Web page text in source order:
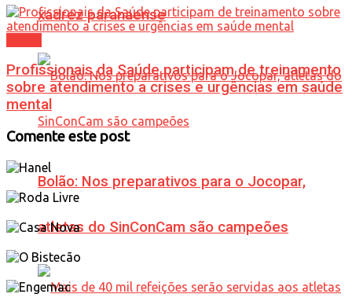
xadrez paranaense
Bolão: Nos preparativos para o Jocopar,
atletas do SinConCam são campeões
Profissionais da Saúde participam de treinamento
sobre atendimento a crises e urgências em saúde
mental
Comente este post